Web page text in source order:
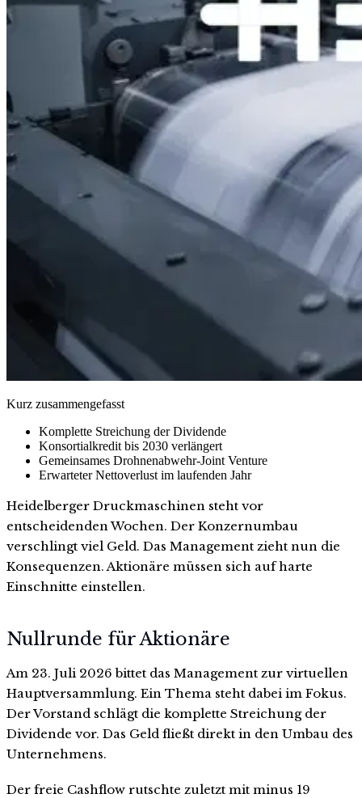
Kurz zusammengefasst
Komplette Streichung der Dividende
Konsortialkredit bis 2030 verlängert
Gemeinsames Drohnenabwehr-Joint Venture
Erwarteter Nettoverlust im laufenden Jahr
Heidelberger Druckmaschinen steht vor
entscheidenden Wochen. Der Konzernumbau
verschlingt viel Geld. Das Management zieht nun die
Konsequenzen. Aktionäre müssen sich auf harte
Einschnitte einstellen.
Nullrunde für Aktionäre
Am 23. Juli 2026 bittet das Management zur virtuellen
Hauptversammlung. Ein Thema steht dabei im Fokus.
Der Vorstand schlägt die komplette Streichung der
Dividende vor. Das Geld fließt direkt in den Umbau des
Unternehmens.
Der freie Cashflow rutschte zuletzt mit minus 19